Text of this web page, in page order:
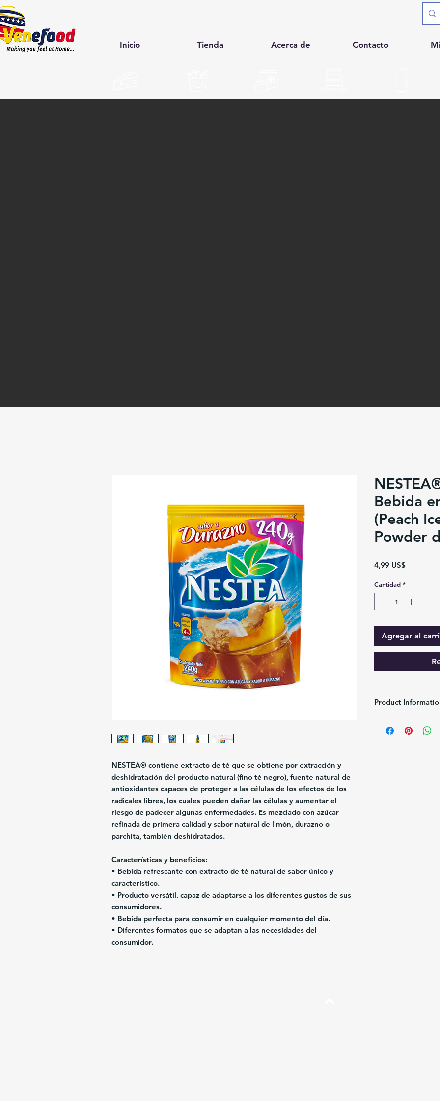
Inicio Tienda Acerca de Contacto
NESTEA® contiene extracto de té que se obtiene por extracción y
deshidratación del producto natural (fino té negro), fuente natural de
antioxidantes capaces de proteger a las células de los efectos de los
radicales libres, los cuales pueden dañar las células y aumentar el
riesgo de padecer algunas enfermedades. Es mezclado con azúcar
refinada de primera calidad y sabor natural de limón, durazno o
parchita, también deshidratados.
Características y beneficios:
• Bebida refrescante con extracto de té natural de sabor único y
característico.
• Producto versátil, capaz de adaptarse a los diferentes gustos de sus
consumidores.
• Bebida perfecta para consumir en cualquier momento del día.
• Diferentes formatos que se adaptan a las necesidades del
consumidor.
Bebida
(Peach
Powder
4,99 US$Precio
Cantidad *
Agregar al
Product
Description:Nestea